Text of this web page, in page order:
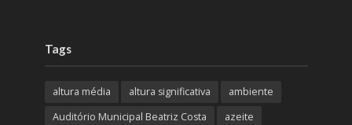
Tags
altura média altura significativa
ambiente
Auditório Municipal Beatriz Costa
azeite